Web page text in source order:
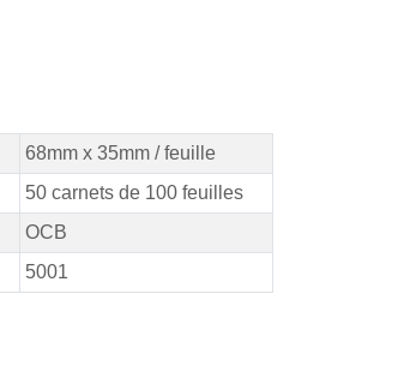
68mm x 35mm / feuille
50 carnets de 100 feuilles
OCB
5001